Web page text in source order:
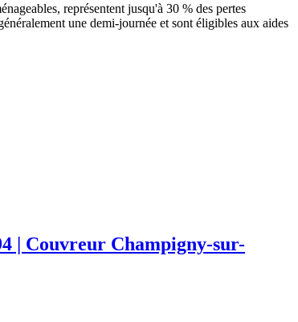
représentent jusqu'à 30 % des pertes
une demi-journée et sont éligibles aux aides
| Couvreur Champigny-sur-